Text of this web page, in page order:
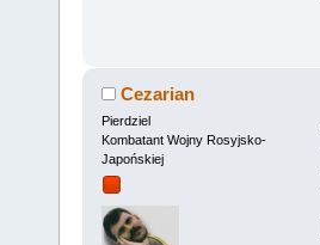
Cezarian
Pierdziel
Kombatant Wojny Rosyjsko-
Japońskiej